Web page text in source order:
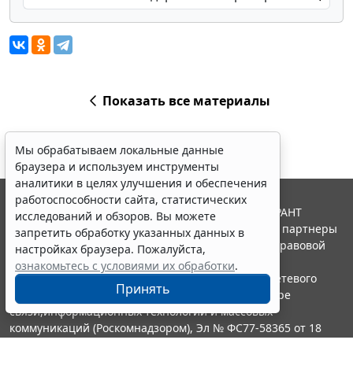
Показать все материалы
Мы обрабатываем локальные данные
браузера и используем инструменты
аналитики в целях улучшения и обеспечения
работоспособности сайта, статистических
исследований и обзоров. Вы можете
запретить обработку указанных данных в
настройках браузера. Пожалуйста,
ознакомьтесь с условиями их обработки.
Принять
© ООО "НПП "ГАРАНТ-СЕРВИС", 2026. Система ГАРАНТ
выпускается с 1990 года. Компания "Гарант" и ее партнеры
являются участниками Российской ассоциации правовой
информации ГАРАНТ.
Портал ГАРАНТ.РУ зарегистрирован в качестве сетевого
издания Федеральной службой по надзору в сфере
связи,информационных технологий и массовых
коммуникаций (Роскомнадзором), Эл № ФС77-58365 от 18